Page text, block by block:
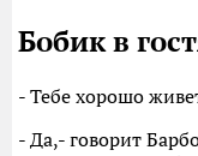
Бобик в
- Тебе хорошо
- Да,- говорит